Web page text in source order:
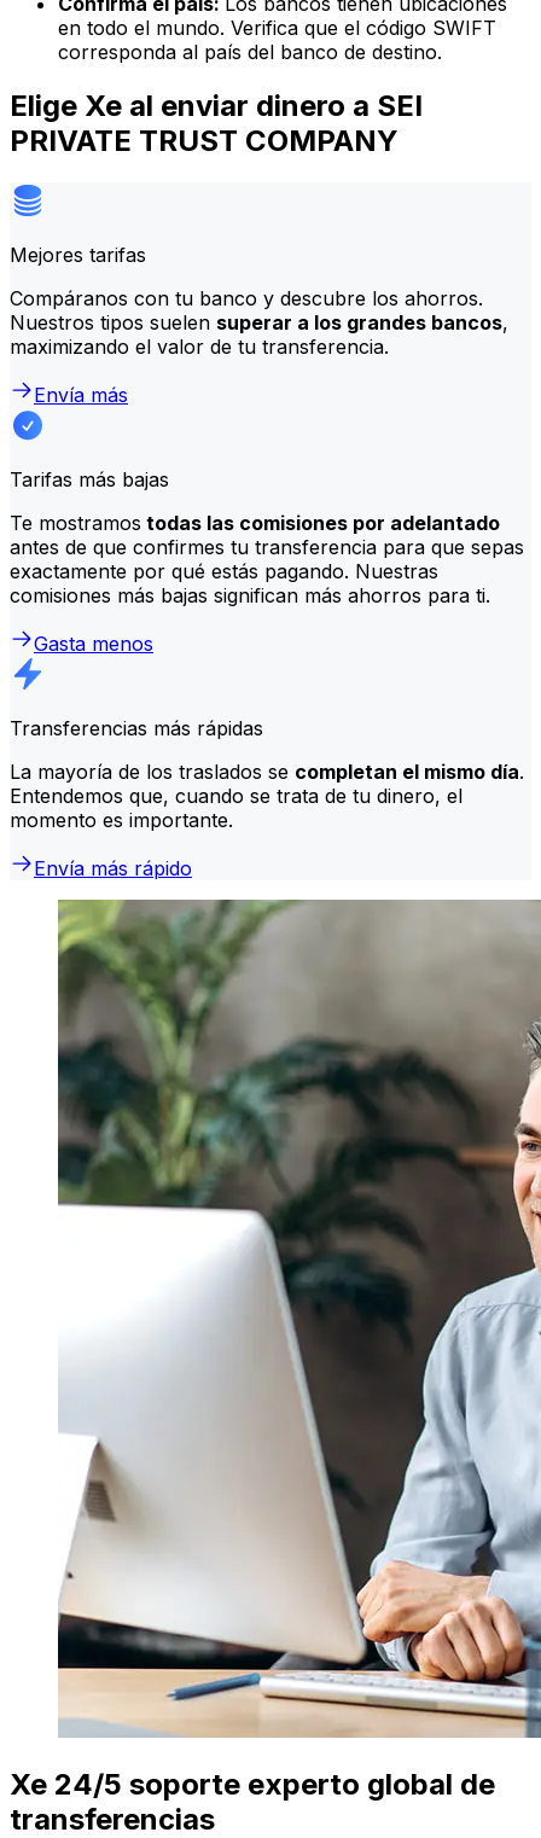
en todo el mundo. Verifica que el código SWIFT
corresponda al país del banco de destino.
Elige Xe al enviar dinero a SEI
PRIVATE TRUST COMPANY
Mejores tarifas
Compáranos con tu banco y descubre los ahorros.
Nuestros tipos suelen superar a los grandes bancos,
maximizando el valor de tu transferencia.
Envía más
Tarifas más bajas
Te mostramos todas las comisiones por adelantado
antes de que confirmes tu transferencia para que sepas
exactamente por qué estás pagando. Nuestras
comisiones más bajas significan más ahorros para ti.
Gasta menos
Transferencias más rápidas
La mayoría de los traslados se completan el mismo día.
Entendemos que, cuando se trata de tu dinero, el
momento es importante.
Envía más rápido
Xe 24/5 soporte experto global de
transferencias